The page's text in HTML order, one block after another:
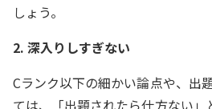
しょう。
2. 深入りしすぎない
Cランク以下の細かい論点や、出
ては、「出題されたら仕方ない